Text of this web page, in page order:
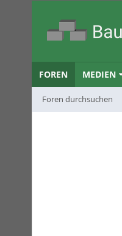
FOREN
Foren durchsuchen
MEDIEN